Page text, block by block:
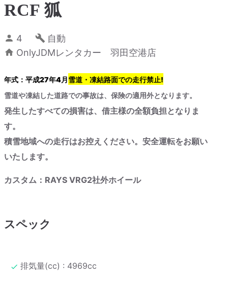
RCF 狐
4
自動
OnlyJDMレンタカー 羽田空港店
年式：平成27年4月雪道・凍結路面での走行禁止!
雪道や凍結した道路での事故は、保険の適用外となります。
発生したすべての損害は、借主様の全額負担となりま
す。
積雪地域への走行はお控えください。安全運転をお願い
いたします。
カスタム：RAYS VRG2社外ホイール
スペック
排気量(cc) : 4969cc